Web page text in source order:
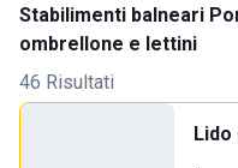
Stabilimenti balneari
ombrellone e lettini
46 Risultati
Lido